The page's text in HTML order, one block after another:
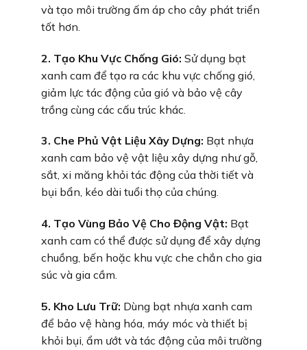
và tạo môi trường ấm áp cho cây phát triển
tốt hơn.
2. Tạo Khu Vực Chống Gió: Sử dụng bạt
xanh cam để tạo ra các khu vực chống gió,
giảm lực tác động của gió và bảo vệ cây
trồng cùng các cấu trúc khác.
3. Che Phủ Vật Liệu Xây Dựng: Bạt nhựa
xanh cam bảo vệ vật liệu xây dựng như gỗ,
sắt, xi măng khỏi tác động của thời tiết và
bụi bẩn, kéo dài tuổi thọ của chúng.
4. Tạo Vùng Bảo Vệ Cho Động Vật: Bạt
xanh cam có thể được sử dụng để xây dựng
chuồng, bến hoặc khu vực che chắn cho gia
súc và gia cầm.
5. Kho Lưu Trữ: Dùng bạt nhựa xanh cam
để bảo vệ hàng hóa, máy móc và thiết bị
khỏi bụi, ẩm ướt và tác động của môi trường